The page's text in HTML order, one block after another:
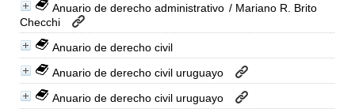
Anuario de derecho administrativo / Mariano R. Brito
Checchi
Anuario de derecho civil
Anuario de derecho civil uruguayo
Anuario de derecho civil uruguayo